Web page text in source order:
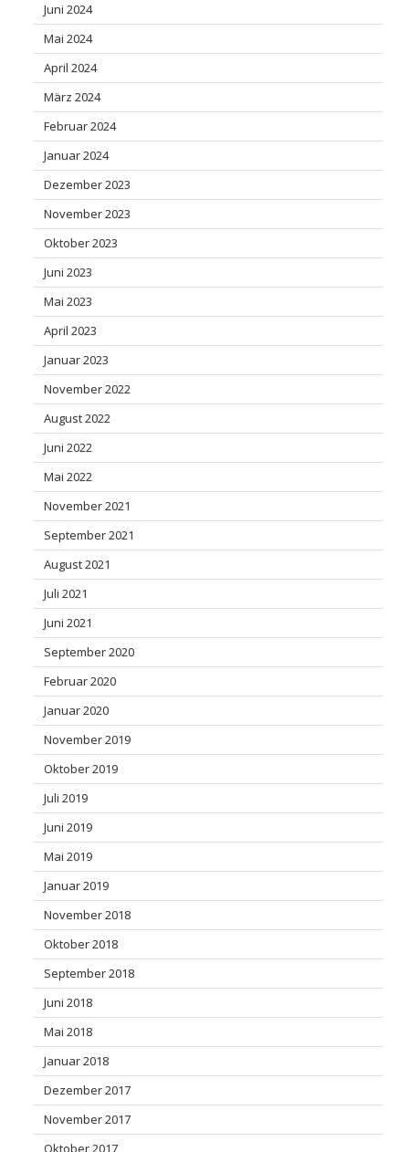
Juni 2024
Mai 2024
April 2024
März 2024
Februar 2024
Januar 2024
Dezember 2023
November 2023
Oktober 2023
Juni 2023
Mai 2023
April 2023
Januar 2023
November 2022
August 2022
Juni 2022
Mai 2022
November 2021
September 2021
August 2021
Juli 2021
Juni 2021
September 2020
Februar 2020
Januar 2020
November 2019
Oktober 2019
Juli 2019
Juni 2019
Mai 2019
Januar 2019
November 2018
Oktober 2018
September 2018
Juni 2018
Mai 2018
Januar 2018
Dezember 2017
November 2017
Oktober 2017